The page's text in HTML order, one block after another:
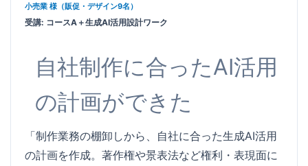
小売業 様（販促・デザイン9名）
受講: コースA＋生成AI活用設計ワーク
自社制作に合ったAI活用
の計画ができた
「制作業務の棚卸しから、自社に合った生成AI活用
の計画を作成。著作権や景表法など権利・表現面に